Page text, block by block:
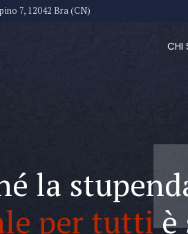
7, 12042 Bra (CN)
CHI
la
per tuttiè